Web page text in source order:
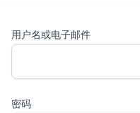
用户名或电子邮件
密码